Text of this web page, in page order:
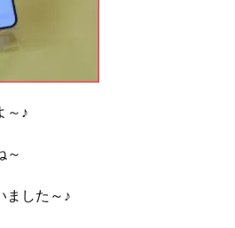
～♪
～
ました～♪